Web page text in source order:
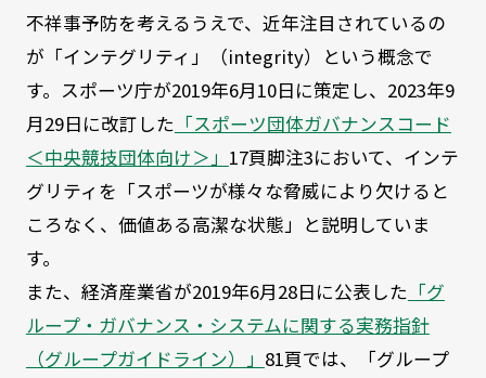
不祥事予防を考えるうえで、近年注目されているの
が「インテグリティ」（integrity）という概念で
す。スポーツ庁が2019年6月10日に策定し、2023年9
月29日に改訂した 「スポーツ団体ガバナンスコード
＜中央競技団体向け＞」 17頁脚注3において、インテ
グリティを「スポーツが様々な脅威により欠けると
ころなく、価値ある高潔な状態」と説明していま
す。
また、経済産業省が2019年6月28日に公表した 「グ
ループ・ガバナンス・システムに関する実務指針
（グループガイドライン）」 81頁では、「グループ